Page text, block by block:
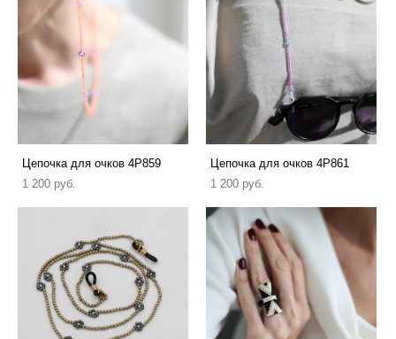
Цепочка для очков 4P859
1 200 pуб.
Цепочка для очков 4P861
1 200 pуб.